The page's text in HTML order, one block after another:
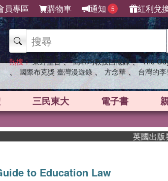
員專區 購物車 通知 5 紅利兌
熱搜： 東野圭吾 、 高希均教授回憶錄 、 The
、 國際布克獎 臺灣漫遊錄 、 方念華 、 台灣的
三民東大 電子書
英國出版界
to Education Law